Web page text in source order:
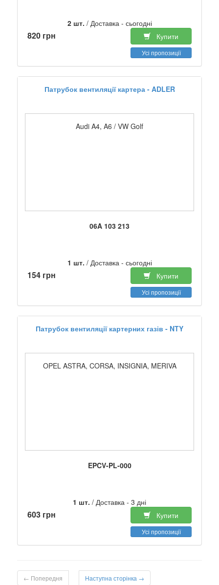
2 шт. / Доставка - сьогодні
820 грн Купити
Усі пропозиції
Патрубок вентиляції картера - ADLER
Audi A4, A6 / VW Golf
06A 103 213
1 шт. / Доставка - сьогодні
154 грн Купити
Усі пропозиції
Патрубок вентиляції картерних газів - NTY
OPEL ASTRA, CORSA, INSIGNIA, MERIVA
EPCV-PL-000
1 шт. / Доставка - 3 дні
603 грн Купити
Усі пропозиції
← Попередня Наступна сторінка →